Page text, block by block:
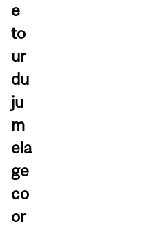
e
to
ur
du
ju
m
ela
ge
co
or